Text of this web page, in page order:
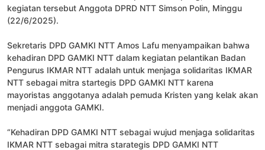
kegiatan tersebut Anggota DPRD NTT Simson Polin, Minggu
(22/6/2025).
Sekretaris DPD GAMKI NTT Amos Lafu menyampaikan bahwa
kehadiran DPD GAMKI NTT dalam kegiatan pelantikan Badan
Pengurus IKMAR NTT adalah untuk menjaga solidaritas IKMAR
NTT sebagai mitra startegis DPD GAMKI NTT karena
mayoristas anggotanya adalah pemuda Kristen yang kelak akan
menjadi anggota GAMKI.
“Kehadiran DPD GAMKI NTT sebagai wujud menjaga solidaritas
IKMAR NTT sebagai mitra starategis DPD GAMKI NTT